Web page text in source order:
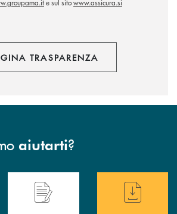
e sul sitowww.assicura.si
TRASPARENZA
aiutarti?
delle filiali
Hai bisogno di assistenza immediata ?
Hai bisogno di